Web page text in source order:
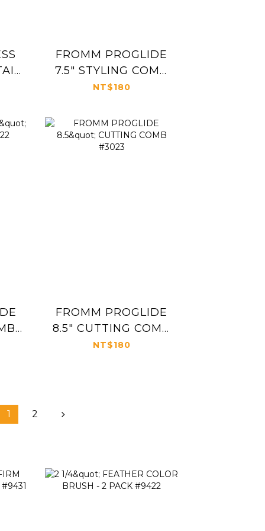
FROMM PROGLIDE
7.5" STYLING COMB
#3021
NT$180
FROMM PROGLIDE
8.5" CUTTING COMB
#3023
NT$180
1 2